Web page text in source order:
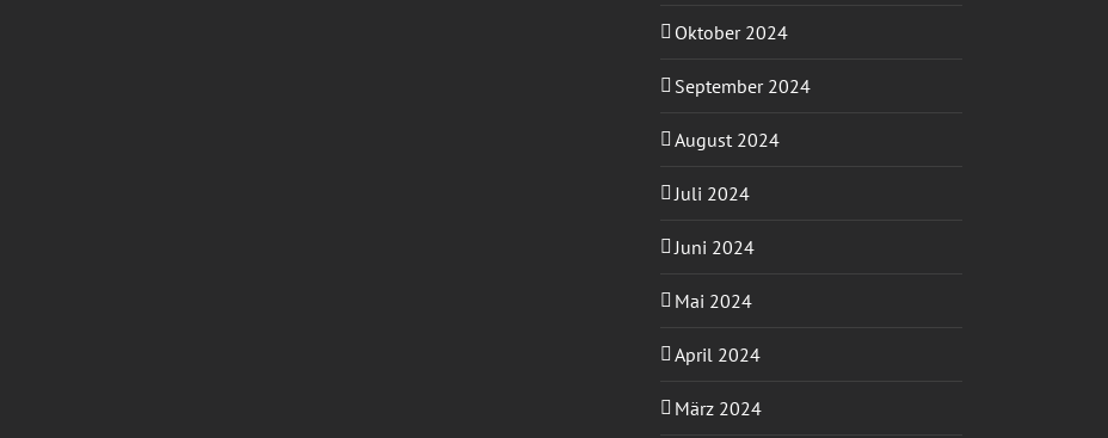
Oktober 2024
September 2024
August 2024
Juli 2024
Juni 2024
Mai 2024
April 2024
März 2024